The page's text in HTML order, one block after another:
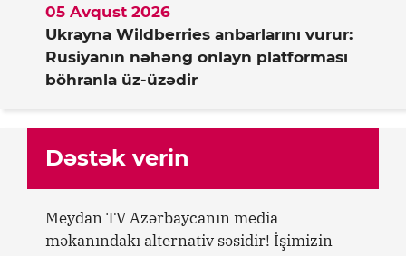
Ukrayna Wildberries anbarlarını vurur:
Rusiyanın nəhəng onlayn platforması
böhranla üz-üzədir
05 Avqust 2026
Dəstək verin
Meydan TV Azərbaycanın media
məkanındakı alternativ səsidir! İşimizin